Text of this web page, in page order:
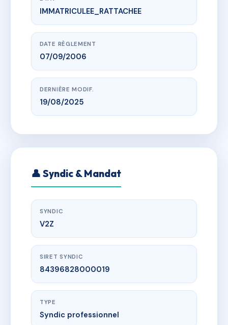
www.vme.plus/AH2257061
ANNAPURNA
che du col de la louza, 73710 Pralognan-la-Vanoise
IMMATRICULEE_RATTACHEE
DATE RÈGLEMENT
07/09/2006
DERNIÈRE MODIF.
19/08/2025
👤 Syndic & Mandat
SYNDIC
V2Z
SIRET SYNDIC
84396828000019
TYPE
Syndic professionnel